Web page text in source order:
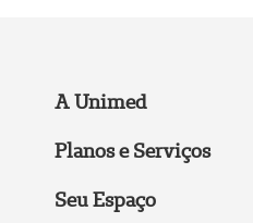
A Unimed
Planos e Serviços
Seu Espaço